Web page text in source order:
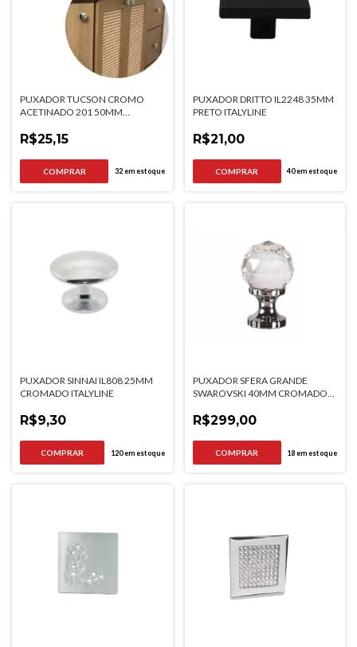
PUXADOR TUCSON CROMO
ACETINADO 201 50MM
R$25,15
32em estoque
PUXADOR DRITTO IL2248 35MM
PRETO ITALYLINE
R$21,00
40em estoque
PUXADOR SINNAI IL808 25MM
CROMADO ITALYLINE
R$9,30
120em estoque
PUXADOR SFERA GRANDE
SWAROVSKI 40MM CROMADO
R$299,00
18em estoque